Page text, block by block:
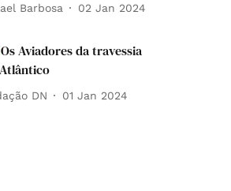
Barbosa 02 Jan 2024
Os Aviadores da travessia
DN 01 Jan 2024